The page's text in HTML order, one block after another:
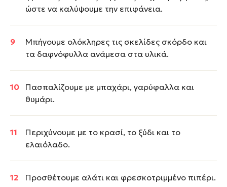
ώστε να καλύψουμε την επιφάνεια.
Μπήγουμε ολόκληρες τις σκελίδες σκόρδο και
τα δαφνόφυλλα ανάμεσα στα υλικά.
Πασπαλίζουμε με μπαχάρι, γαρύφαλλα και
θυμάρι.
Περιχύνουμε με το κρασί, το ξύδι και το
ελαιόλαδο.
Προσθέτουμε αλάτι και φρεσκοτριμμένο πιπέρι.